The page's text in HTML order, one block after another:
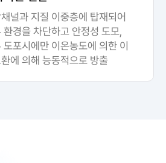
널과 지질 이중층에 탑재되어
환경을 차단하고 안정성 도모,
도포시에만 이온농도에 의한 이
에 의해 능동적으로 방출